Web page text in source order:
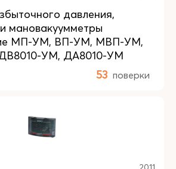
давления,
мановакуумметры
МП-УМ, ВП-УМ, МВП-УМ,
УМ, ДА8010-УМ
53 поверки